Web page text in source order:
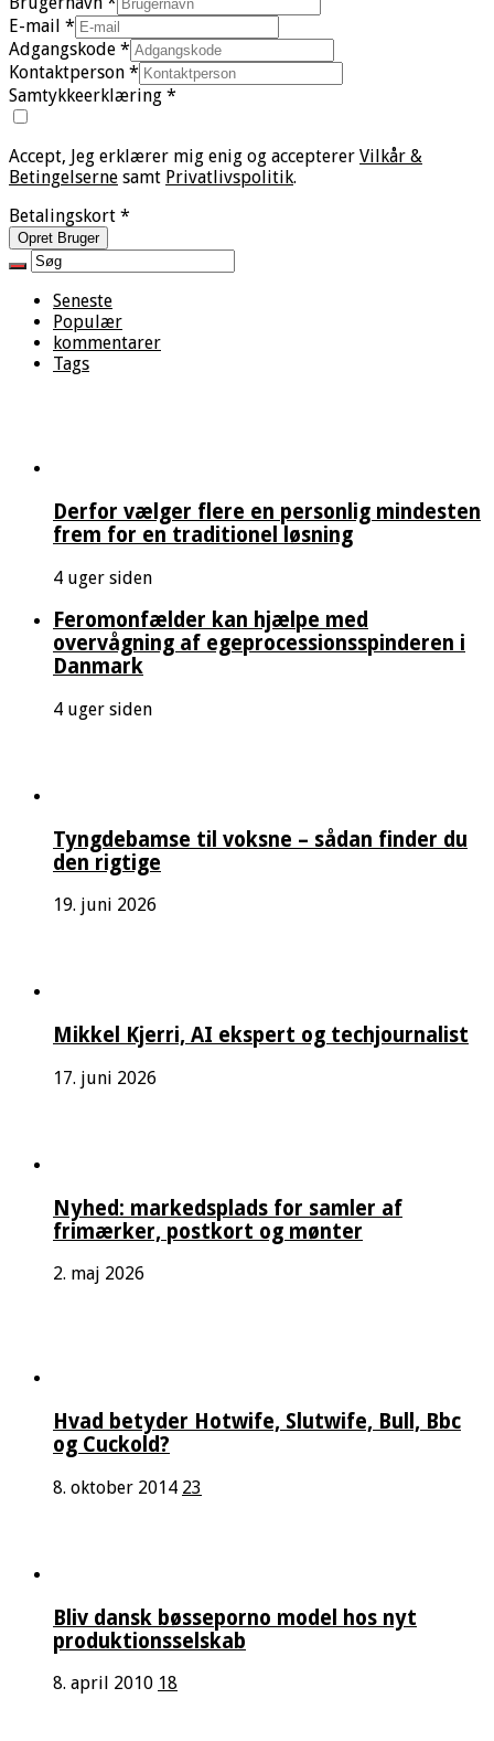
E-mail *
Adgangskode *
Kontaktperson *
Samtykkeerklæring *
Accept, Jeg erklærer mig enig og accepterer Vilkår &
Betingelserne samt Privatlivspolitik.
Betalingskort *
Opret Bruger
Seneste
Populær
kommentarer
Tags
Derfor vælger flere en personlig mindesten
frem for en traditionel løsning
4 uger siden
Feromonfælder kan hjælpe med
overvågning af egeprocessionsspinderen i
Danmark
4 uger siden
Tyngdebamse til voksne – sådan finder du
den rigtige
19. juni 2026
Mikkel Kjerri, AI ekspert og techjournalist
17. juni 2026
Nyhed: markedsplads for samler af
frimærker, postkort og mønter
2. maj 2026
Hvad betyder Hotwife, Slutwife, Bull, Bbc
og Cuckold?
8. oktober 2014 23
Bliv dansk bøsseporno model hos nyt
produktionsselskab
8. april 2010 18